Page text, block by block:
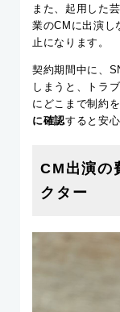
また、起用した
業のCMに出演し
止になります。
契約期間中に、
しまうと、トラ
にどこまで制約
に確認すると安心
CM出演の
クター